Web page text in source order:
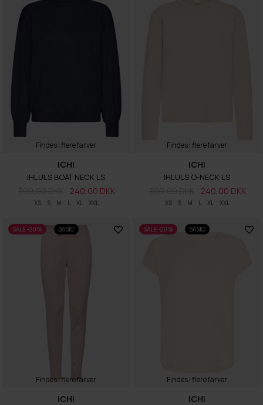
Findes i flere farver
XS S M L XL XXL
ICHI
IHLULS BOAT NECK LS
240,00 DKK
Findes i flere farver
XS S M L XL XXL
ICHI
IHLULS O-NECK LS
240,00 DKK
SALE -20% BASIC
Findes i flere farver
ICHI
SALE -20% BASIC
Findes i flere farver
ICHI